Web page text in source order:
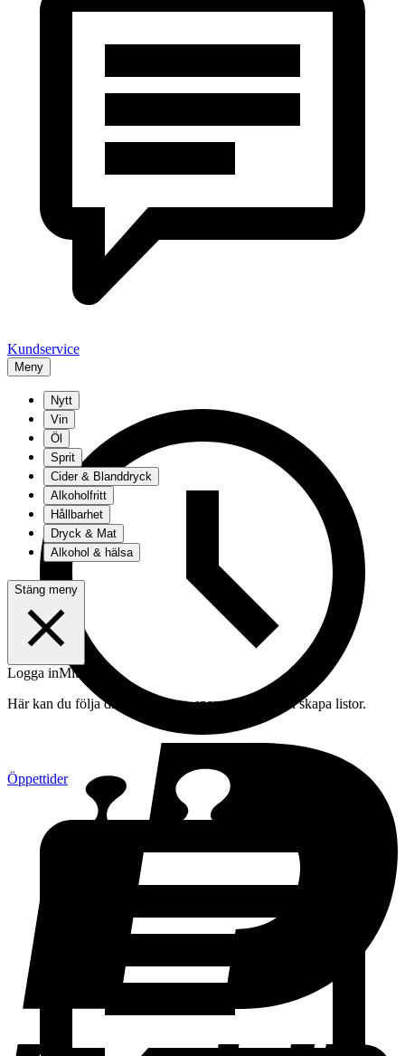
Kundservice
Meny
Öppettider
Nytt
Vin
Öl
Sprit
Cider & Blanddryck
Alkoholfritt
Hållbarhet
Dryck & Mat
Alkohol & hälsa
Stäng meny
Logga inMitt konto
Här kan du följa din beställning, spara drycker och skapa listor.